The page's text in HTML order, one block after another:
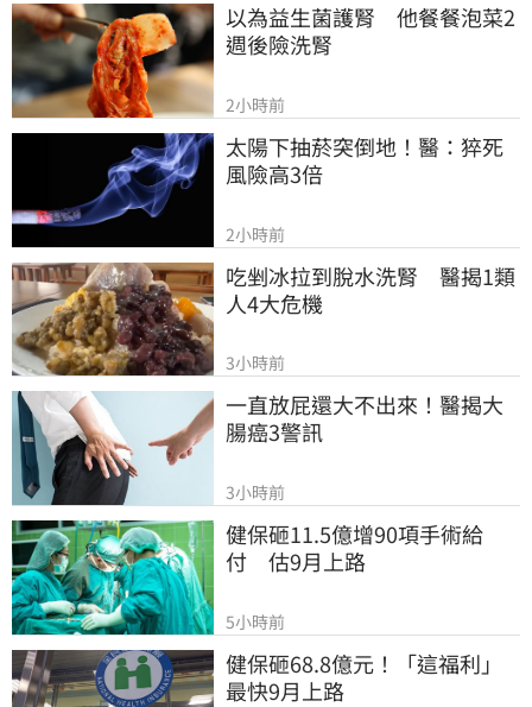
以為益生菌護腎　他餐餐泡菜2
週後險洗腎
2小時前
太陽下抽菸突倒地！醫：猝死
風險高3倍
2小時前
吃剉冰拉到脫水洗腎　醫揭1類
人4大危機
3小時前
一直放屁還大不出來！醫揭大
腸癌3警訊
3小時前
健保砸11.5億增90項手術給
付　估9月上路
5小時前
健保砸68.8億元！「這福利」
最快9月上路